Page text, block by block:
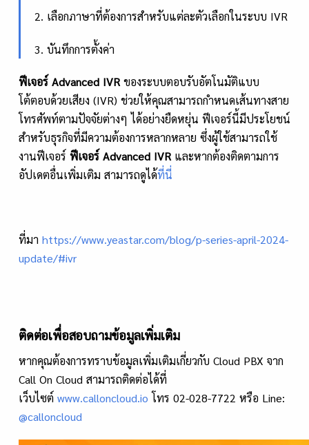
2. เลือกภาษาที่ต้องการสำหรับแต่ละตัวเลือกในระบบ IVR
3. บันทึกการตั้งค่า
ฟีเจอร์ Advanced IVRของระบบตอบรับอัตโนมัติแบบ
โต้ตอบด้วยเสียง (IVR) ช่วยให้คุณสามารถกำหนดเส้นทางสาย
โทรศัพท์ตามปัจจัยต่างๆ ได้อย่างยืดหยุ่น ฟีเจอร์นี้มีประโยชน์
สำหรับธุรกิจที่มีความต้องการหลากหลาย ซึ่งผู้ใช้สามารถใช้
งานฟีเจอร์ ฟีเจอร์ Advanced IVRและหากต้องติดตามการ
อัปเดตอื่นเพิ่มเติม สามารถดูได้ที่นี่
ที่มา https://www.yeastar.com/blog/p-series-april-2024-
update/#ivr
ติดต่อเพื่อสอบถามข้อมูลเพิ่มเติม
หากคุณต้องการทราบข้อมูลเพิ่มเติมเกี่ยวกับ Cloud PBX จาก
Call On Cloud สามารถติดต่อได้ที่
เว็บไซต์ www.calloncloud.io โทร 02-028-7722 หรือ Line:
@calloncloud